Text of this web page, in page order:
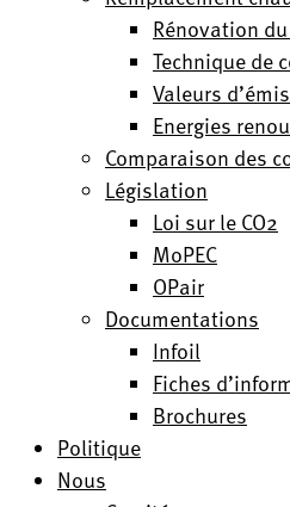
Rénovation
Technique de
Valeurs
Energies
Comparaison des
Législation
Loi sur le CO2
MoPEC
OPair
Documentations
Infoil
Fiches
Brochures
Politique
Nous